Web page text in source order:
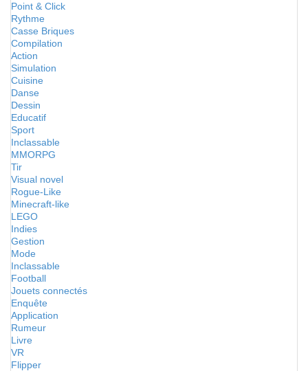
Point & Click
Rythme
Casse Briques
Compilation
Action
Simulation
Cuisine
Danse
Dessin
Educatif
Sport
Inclassable
MMORPG
Tir
Visual novel
Rogue-Like
Minecraft-like
LEGO
Indies
Gestion
Mode
Inclassable
Football
Jouets connectés
Enquête
Application
Rumeur
Livre
VR
Flipper